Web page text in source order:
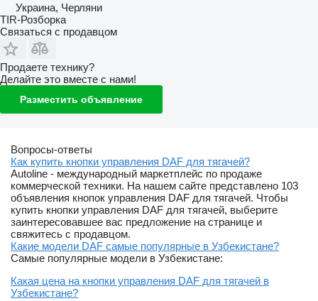
Украина, Черляни
TIR-Розборка
Связаться с продавцом
Продаете технику?
Делайте это вместе с нами!
Разместить объявление
Вопросы-ответы
Как купить кнопки управления DAF для тягачей?
Autoline - международный маркетплейс по продаже
коммерческой техники. На нашем сайте представлено 103
объявления кнопок управления DAF для тягачей. Чтобы
купить кнопки управления DAF для тягачей, выберите
заинтересовавшее вас предложение на странице и
свяжитесь с продавцом.
Какие модели DAF самые популярные в Узбекистане?
Самые популярные модели в Узбекистане:
Какая цена на кнопки управления DAF для тягачей в
Узбекистане?